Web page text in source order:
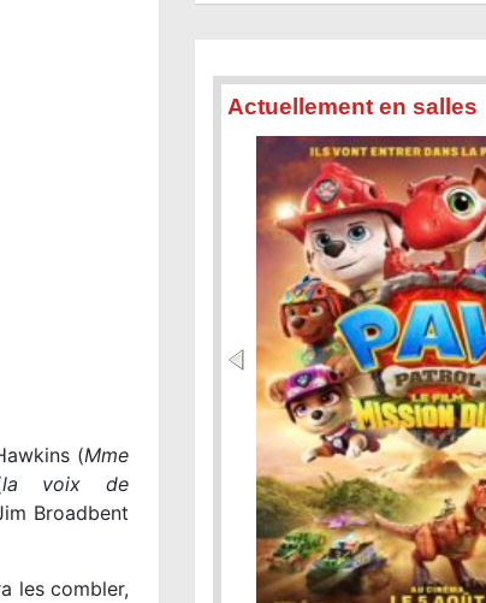
(Mme
la voix de
Broadbent
les combler,
Actuellement en salles